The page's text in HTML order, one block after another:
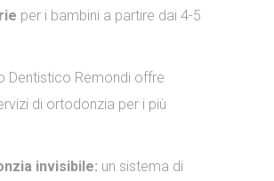
per i bambini a partire dai 4-5
Dentistico Remondi offre
di ortodonzia per i più
invisibile: un sistema di